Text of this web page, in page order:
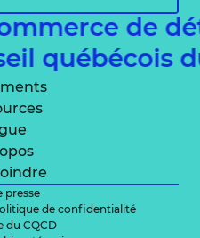
de
québécois
presse
de confidentialité
du CQCD